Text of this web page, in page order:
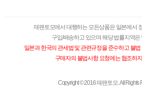
재팬토모에서 대행하는 모든상품은 일본에서
구입/배송하고 있으며 해당 법률지역은
일본과 한국의 관세법 및 관련규정을 준수하고 불
구매자의 불법사항 요청에는 협조하
Copyright © 2016 재팬토모. All Rights